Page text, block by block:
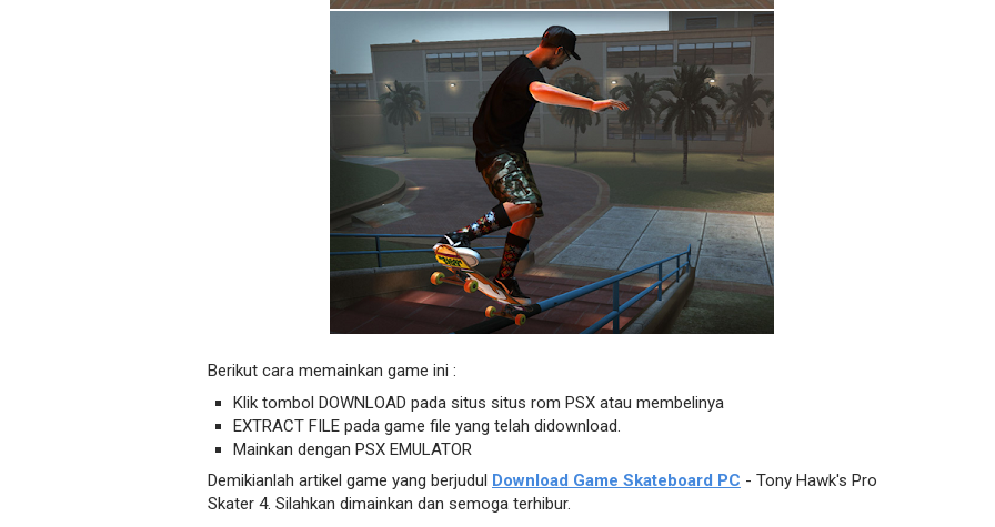
Berikut cara memainkan game ini :
Klik tombol DOWNLOAD pada situs situs rom PSX atau membelinya
EXTRACT FILE pada game file yang telah didownload.
Mainkan dengan PSX EMULATOR
Demikianlah artikel game yang berjudul Download Game Skateboard PC - Tony Hawk's Pro
Skater 4. Silahkan dimainkan dan semoga terhibur.